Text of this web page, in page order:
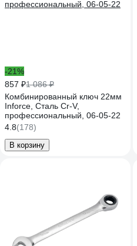
-21%
857 ₽1 086 ₽
Комбинированный ключ 22мм
Inforce, Сталь Cr-V,
профессиональный, 06-05-22
4.8(178)
В корзину